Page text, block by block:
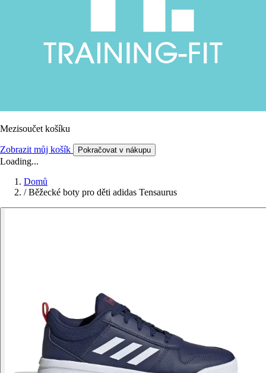
Mezisoučet košíku
Zobrazit můj košík Pokračovat v nákupu
Loading...
Domů
/ Běžecké boty pro děti adidas Tensaurus